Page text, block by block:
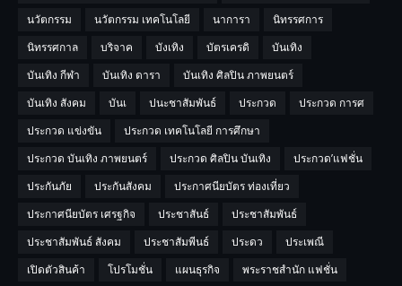
นวัตกรรม
นวัตกรรม เทคโนโลยี นาการา
นิทรรศการ
นิทรรศกาล
บริจาค บังเทิง บัตรเครดิ
บันเทิง
บันเทิง กีฬา
บันเทิง ดารา
บันเทิง ศิลปิน ภาพยนตร์
บันเทิง สังคม
บันเ ปนะชาสัมพันธ์ ประกวด
ประกวด การศ
ประกวด แข่งขัน
ประกวด เทคโนโลยี การศึกษา
ประกวด บันเทิง ภาพยนตร์
ประกวด ศิลปิน บันเทิง
ประกวด’แฟชั่น
ประกันภัย
ประกันสังคม
ประกาศนียบัตร ท่องเที่ยว
ประกาศนียบัตร เศรฐกิจ
ประชาสันธ์
ประชาสัมพันธ์
ประชาสัมพันธ์ สังคม
ประชาสัมพีนธ์ ประดว
ประเพณี
เปิดตัวสินค้า
โปรโมชั่น แผนธุรกิจ พระราชสำนัก แฟชั่น